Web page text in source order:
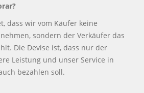
dass wir vom Käufer keine
sondern der Verkäufer das
Die Devise ist, dass nur der
Leistung und unser Service in
bezahlen soll.